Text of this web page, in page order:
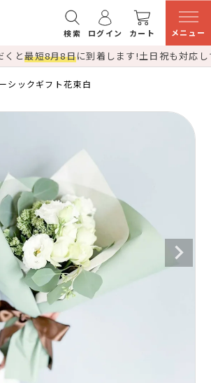
検索 ログイン カート メニュー
くと最短8月8日に到着します!土日祝も対応
シックギフト花束白